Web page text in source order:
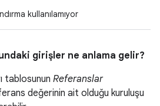
kullanılamıyor
girişler ne anlama gelir?
tablosunun Referanslar
değerinin ait olduğu kuruluşu